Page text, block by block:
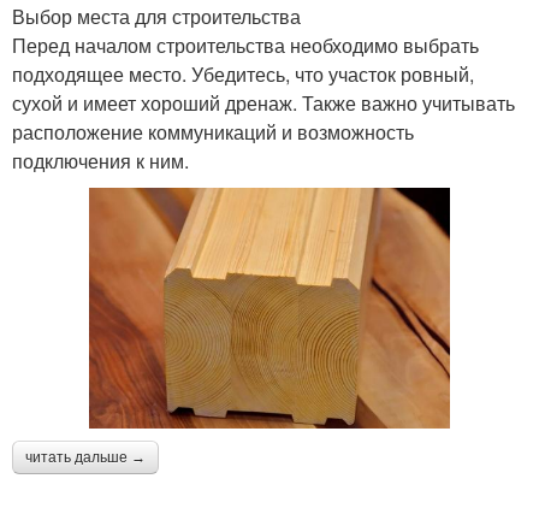
Выбор места для строительства
Перед началом строительства необходимо выбрать
подходящее место. Убедитесь, что участок ровный,
сухой и имеет хороший дренаж. Также важно учитывать
расположение коммуникаций и возможность
подключения к ним.
читать дальше →